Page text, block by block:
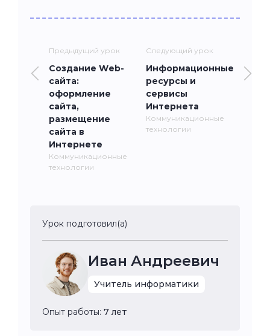
Предыдущий урок
Создание Web-
сайта:
оформление
сайта,
размещение
сайта в
Интернете
Коммуникационные
технологии
Следующий урок
Информационные
ресурсы и
сервисы
Интернета
Коммуникационные
технологии
Урок подготовил(а)
Иван Андреевич
Учитель информатики
Опыт работы: 7 лет